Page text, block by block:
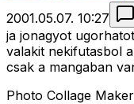
2001.05.07. 10:27
ja jonagyot
valakit nekifutasbol
csak a mangaban
Photo Collage